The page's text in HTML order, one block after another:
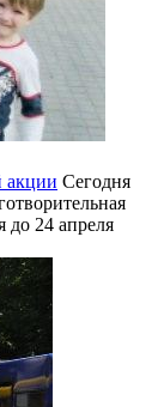
акции Сегодня
до 24 апреля